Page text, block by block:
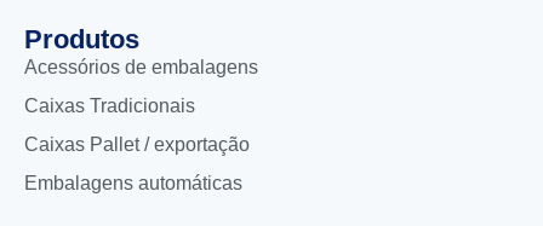
Produtos
Acessórios de embalagens
Caixas Tradicionais
Caixas Pallet / exportação
Embalagens automáticas